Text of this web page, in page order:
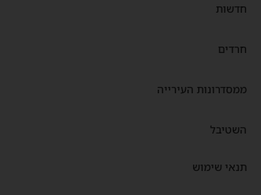
חדשות
חרדים
ממסדרונות העירייה
השטיבל
תנאי שימוש